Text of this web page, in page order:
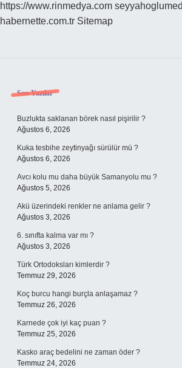
https://www.rinmedya.com
habernette.com.tr Sitemap
Sidebar
Son Yazılar
Buzlukta saklanan börek nasıl pişirilir ?
Ağustos 6, 2026
Kuka tesbihe zeytinyağı sürülür mü ?
Ağustos 6, 2026
Avcı kolu mu daha büyük Samanyolu mu ?
Ağustos 5, 2026
Akü üzerindeki renkler ne anlama gelir ?
Ağustos 3, 2026
6. sınıfta kalma var mı ?
Ağustos 3, 2026
Türk Ortodoksları kimlerdir ?
Temmuz 29, 2026
Koç burcu hangi burçla anlaşamaz ?
Temmuz 26, 2026
Karnede çok iyi kaç puan ?
Temmuz 25, 2026
Kasko araç bedelini ne zaman öder ?
Temmuz 24, 2026